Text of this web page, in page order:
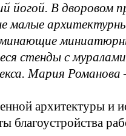
йогой. В дворовом
малые
стенды с
Мария
архитектуры и
благоустройства